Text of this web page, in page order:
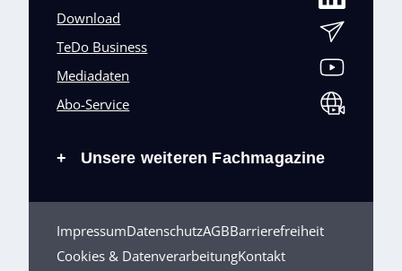
Download
TeDo Business
Mediadaten
Abo-Service
+ Unsere weiteren Fachmagazine
ImpressumDatenschutzAGBBarrierefreiheit
Cookies & DatenverarbeitungKontakt